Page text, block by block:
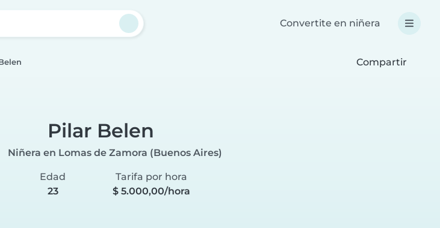
Convertite en niñera
Compartir
Pilar Belen
Niñera en Lomas de Zamora (Buenos Aires)
Edad
23
Tarifa por hora
$ 5.000,00/hora